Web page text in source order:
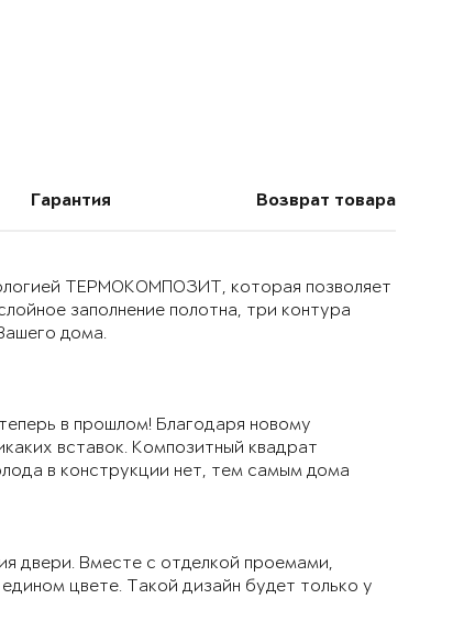
Гарантия Возврат товара
ТЕРМОКОМПОЗИТ, которая позволяет
заполнение полотна, три контура
дома.
в прошлом! Благодаря новому
вставок. Композитный квадрат
в конструкции нет, тем самым дома
двери. Вместе с отделкой проемами,
цвете. Такой дизайн будет только у